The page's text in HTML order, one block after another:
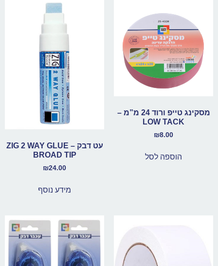
מסקינג טייפ ורוד 24 מ”מ –
LOW TACK
₪8.00
הוספה לסל
עט דבק – ZIG 2 WAY GLUE
BROAD TIP
₪24.00
מידע נוסף